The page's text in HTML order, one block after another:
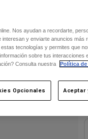
Nos ayudan a recordarte,
y enviarte anuncios más
tecnologías y permites que
sobre tus interacciones
Consulta nuestra
Política de
Opcionales Aceptar